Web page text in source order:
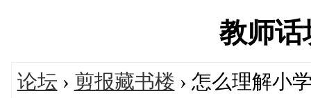
教师话
论坛 › 剪报藏书楼 › 怎么理解小